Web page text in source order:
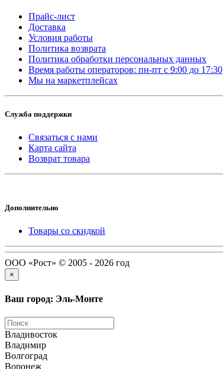
Прайс-лист
Доставка
Условия работы
Политика возврата
Политика обработки персональных данных
Время работы операторов: пн-пт с 9:00 до 17:30
Мы на маркетплейсах
Служба поддержки
Связаться с нами
Карта сайта
Возврат товара
Дополнительно
Товары со скидкой
ООО «Рост» © 2005 - 2026 год
×
Ваш город: Эль-Монте
Владивосток
Владимир
Волгоград
Воронеж